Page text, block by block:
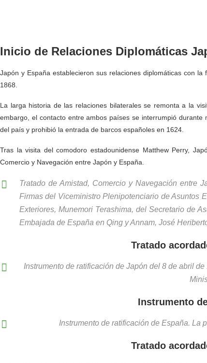
Inicio de Relaciones Diplomáticas
Japón y España establecieron sus relaciones diplomáticas con
1868.
La larga historia de las relaciones bilaterales se remonta a la
embargo, el contacto entre ambos países se interrumpió
del país y prohibió la entrada de barcos españoles en 1624.
Tras la visita del comodoro estadounidense Matthew Perry,
Comercio y Navegación entre Japón y España.
Tratado de Amistad, Comercio y Navegación entre
Firmas del Viceministro Plenipotenciario de Asuntos
Exteriores, Munemori Terashima, del Secretario de
Embajada de España en Qing y Annam, José
Tratado
Instrumento de ratificación de Japón del 8 de abril
Instrumento
Instrumento de ratificación de España. La
Tratado